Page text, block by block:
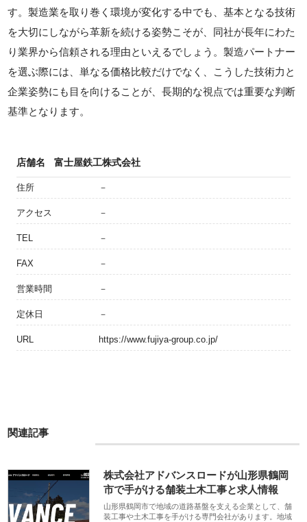
す。製造業を取り巻く環境が変化する中でも、基本となる技術
を大切にしながら革新を続ける姿勢こそが、同社が長年にわた
り業界から信頼される理由といえるでしょう。製造パートナー
を選ぶ際には、単なる価格比較だけでなく、こうした技術力と
企業姿勢にも目を向けることが、長期的な視点では重要な判断
基準となります。
店舗名 富士屋鉄工株式会社
住所 －
アクセス －
TEL －
FAX －
営業時間 －
定休日 －
URL https://www.fujiya-group.co.jp/
関連記事
株式会社アドバンスロードが山形県鶴岡
市で手がける舗装土木工事と求人情報
山形県鶴岡市で地域の道路基盤を支える企業として、舗
装工事や土木工事を手がける専門会社があります。地域